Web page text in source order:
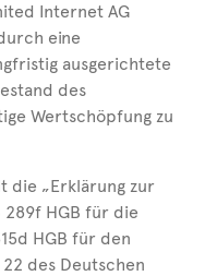
Internet AG
eine
ausgerichtete
des
Wertschöpfung zu
die „Erklärung zur
289f HGB für die
HGB für den
des Deutschen